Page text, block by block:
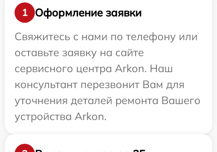
1
Оформление заявки
Свяжитесь с нами по телефону или
оставьте заявку на сайте
сервисного центра Arkon. Наш
консультант перезвонит Вам для
уточнения деталей ремонта Вашего
устройства Arkon.